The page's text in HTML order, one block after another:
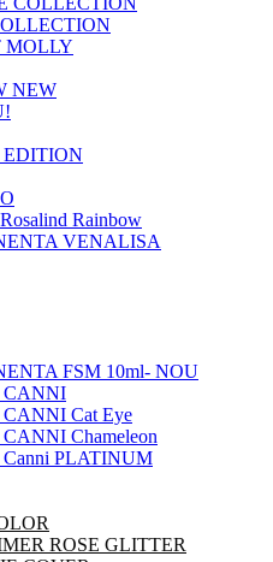
MOLLY
NEW
Rainbow
VENALISA
FSM 10ml- NOU
CANNI
CANNI Cat Eye
CANNI Chameleon
Canni PLATINUM
ROSE GLITTER